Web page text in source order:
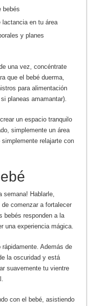
bebés
lactancia en tu área
y planes
una vez, concéntrate
que el bebé duerma,
para alimentación
planeas amamantar).
un espacio tranquilo
simplemente un área
relajarte con
semana! Hablarle,
comenzar a fortalecer
bebés responden a la
una experiencia mágica.
rápidamente. Además de
la oscuridad y está
suavemente tu vientre
con el bebé, asistiendo